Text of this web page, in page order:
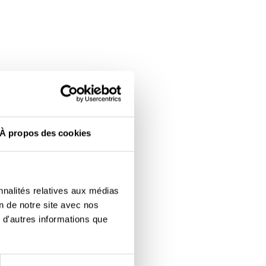
À propos des cookies
relatives aux médias
de notre site avec nos
informations que